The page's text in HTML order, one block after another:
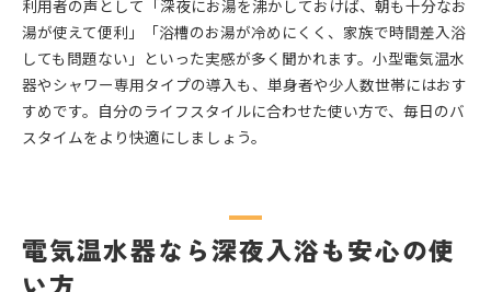
利用者の声として「深夜にお湯を沸かしておけば、朝も十分なお
湯が使えて便利」「浴槽のお湯が冷めにくく、家族で時間差入浴
しても問題ない」といった実感が多く聞かれます。小型電気温水
器やシャワー専用タイプの導入も、単身者や少人数世帯にはおす
すめです。自分のライフスタイルに合わせた使い方で、毎日のバ
スタイムをより快適にしましょう。
電気温水器なら深夜入浴も安心の使